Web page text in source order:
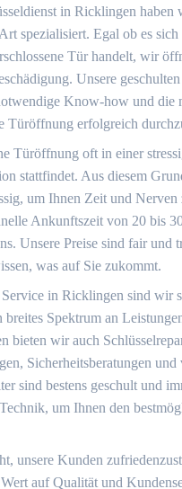
in Ricklingen haben
spezialisiert. Egal ob es sich
Tür handelt, wir
Unsere
Know-how und die
Türöffnung erfolgreich
Türöffnung oft in einer
stattfindet. Aus diesem
um Ihnen Zeit und Nerven
Ankunftszeit von 20 bis
Unsere Preise sind fair und
was auf Sie zukommt.
in Ricklingen sind wir
breites Spektrum an
bieten wir auch
Sicherheitsberatungen und
sind bestens geschult und
um Ihnen den
unsere Kunden
auf Qualität und